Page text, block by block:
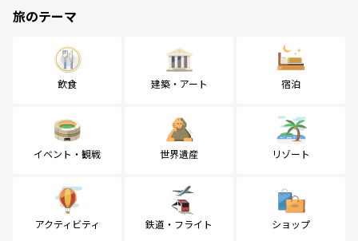
旅のテーマ
飲食 建築・アート 宿泊
イベント・観戦 世界遺産 リゾート
アクティビティ 鉄道・フライト ショップ